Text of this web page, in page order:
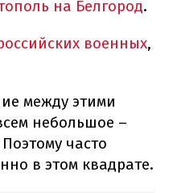
на Белгород.
военных,
между этими
небольшое –
часто
в этом квадрате.